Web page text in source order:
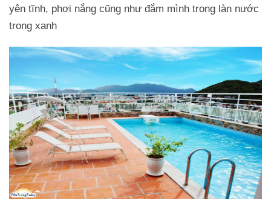
yên tĩnh, phơi nắng cũng như đắm mình trong làn nước
trong xanh